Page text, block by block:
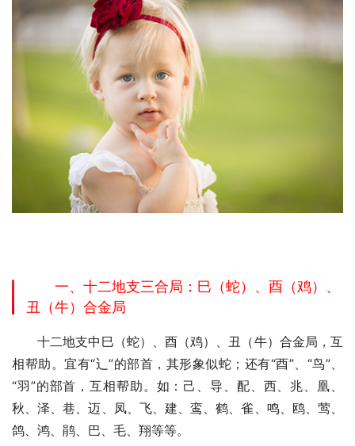
一、十二地支三合局：巳（蛇）、酉（鸡）、
丑（牛）合金局
十二地支中巳（蛇）、酉（鸡）、丑（牛）合金局，互
相帮助。宜有“辶”的部首，其形象似蛇；还有“酉”、“鸟”、
“羽”的部首，互相帮助。如：己、导、配、西、兆、凰、
秋、泽、巷、迈、凤、飞、建、鸾、鹤、雀、鸣、鸥、莺、
鸽、鸿、鹃、巴、毛、翔等等。